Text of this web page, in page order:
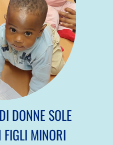
DONNE SOLE
FIGLI MINORI